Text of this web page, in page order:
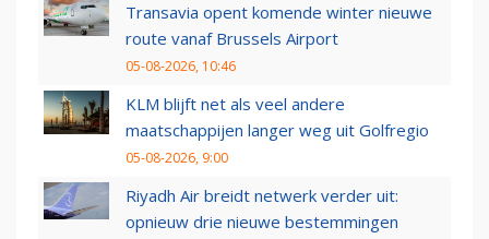
Transavia opent komende winter nieuwe
route vanaf Brussels Airport
05-08-2026, 10:46
KLM blijft net als veel andere
maatschappijen langer weg uit Golfregio
05-08-2026, 9:00
Riyadh Air breidt netwerk verder uit:
opnieuw drie nieuwe bestemmingen